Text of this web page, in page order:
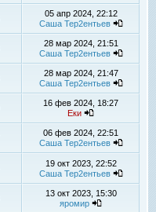
05 апр 2024, 22:12
Саша Тер2ентьев
28 мар 2024, 21:51
Саша Тер2ентьев
28 мар 2024, 21:47
Саша Тер2ентьев
16 фев 2024, 18:27
Еки
06 фев 2024, 22:51
Саша Тер2ентьев
19 окт 2023, 22:52
Саша Тер2ентьев
13 окт 2023, 15:30
яромир